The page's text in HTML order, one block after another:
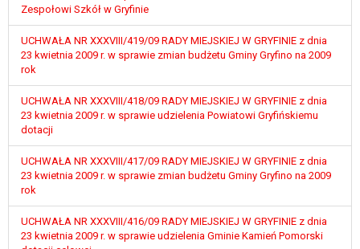
Zespołowi Szkół w Gryfinie
UCHWAŁA NR XXXVIII/419/09 RADY MIEJSKIEJ W GRYFINIE z dnia
23 kwietnia 2009 r. w sprawie zmian budżetu Gminy Gryfino na 2009
rok
UCHWAŁA NR XXXVIII/418/09 RADY MIEJSKIEJ W GRYFINIE z dnia
23 kwietnia 2009 r. w sprawie udzielenia Powiatowi Gryfińskiemu
dotacji
UCHWAŁA NR XXXVIII/417/09 RADY MIEJSKIEJ W GRYFINIE z dnia
23 kwietnia 2009 r. w sprawie zmian budżetu Gminy Gryfino na 2009
rok
UCHWAŁA NR XXXVIII/416/09 RADY MIEJSKIEJ W GRYFINIE z dnia
23 kwietnia 2009 r. w sprawie udzielenia Gminie Kamień Pomorski
wykonania zadania realizowanego w
interesie publicznym lub w ramach
sprawowania władzy publicznej
powierzonej administratorowi bądź
wynikających z prawnie
uzasadnionych interesów
lub przez stronę trzecią.
Z przyczyn związanych z Pani/Pana
szczególną sytuacją. W razie wniesienia
przetwarzać tych danych osobowych, chyba
że wykaże on istnienie ważnych prawnie